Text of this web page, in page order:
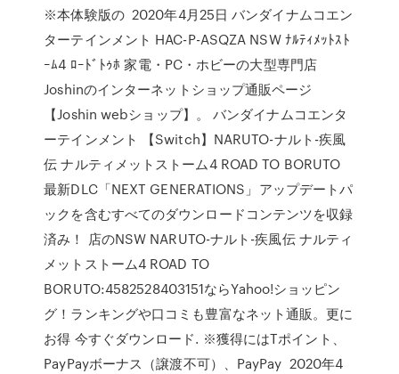
※本体験版の 2020年4月25日 バンダイナムコエン
ターテインメント HAC-P-ASQZA NSW ﾅﾙﾃｨﾒｯﾄｽﾄ
ｰﾑ4 ﾛｰﾄﾞﾄｩﾎ 家電・PC・ホビーの大型専門店
Joshinのインターネットショップ通販ページ
【Joshin webショップ】。 バンダイナムコエンタ
ーテインメント 【Switch】NARUTO-ナルト-疾風
伝 ナルティメットストーム4 ROAD TO BORUTO
最新DLC「NEXT GENERATIONS」アップデートパ
ックを含むすべてのダウンロードコンテンツを収録
済み！ 店のNSW NARUTO-ナルト-疾風伝 ナルティ
メットストーム4 ROAD TO
BORUTO:4582528403151ならYahoo!ショッピン
グ！ランキングや口コミも豊富なネット通販。更に
お得 今すぐダウンロード. ※獲得にはTポイント、
PayPayボーナス（譲渡不可）、PayPay 2020年4